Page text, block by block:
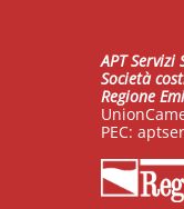
APT Servizi
Società
Regione
PEC: